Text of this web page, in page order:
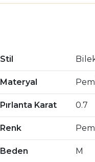
Stil
Materyal
Pırlanta Karat 0.7
Renk
Beden M